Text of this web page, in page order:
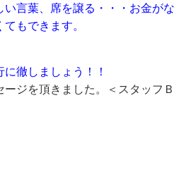
言葉、席を譲る・・・お金がな
もできます。
徹しましょう！！
ジを頂きました。＜スタッフＢ